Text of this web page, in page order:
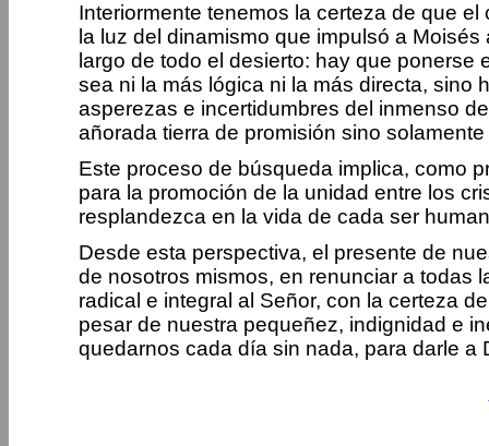
Interiormente tenemos la certeza de que
la luz del dinamismo que impulsó a
largo de todo el desierto: hay que
sea ni la más lógica ni la más directa, sino
asperezas e incertidumbres del inmenso
añorada tierra de promisión sino
Este proceso de búsqueda implica, como
para la promoción de la unidad entre los
resplandezca en la vida de cada ser
Desde esta perspectiva, el presente de
de nosotros mismos, en renunciar a todas
radical e integral al Señor, con la certeza
pesar de nuestra pequeñez, indignidad e
quedarnos cada día sin nada, para darle a